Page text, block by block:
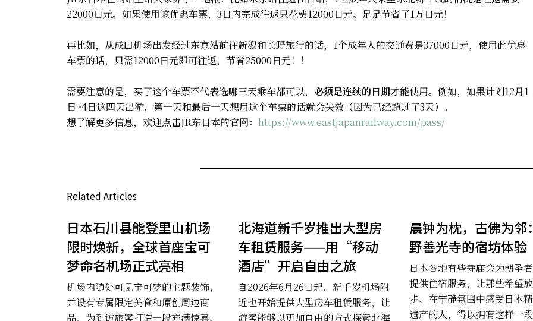
22000日元。如果使用该优惠车票，3日内完成往返只花费12000日元。足足节省了1万日元！
再比如，从成田机场出发经过东京站前往新潟和长野旅行的话，1个成年人的交通费是37000日元，使用此优惠
车票的话，只需12000日元即可往返，节省25000日元！！
需要注意的是，买了这个车票不代表选哪三天乘车都可以， 必须是连续的日期才能使用。例如，如果计划12月1
日~4日这四天出游，第一天和最后一天想用这个车票的话就会失效（因为已经超过了3天）。
想了解更多信息，欢迎点击JR东日本的官网： https://www.eastjapanrailway.com/pass/
Related Articles
日本石川县能登里山机场
限时焕新，全球首座宝可
梦命名机场正式亮相
机场内随处可见宝可梦的主题装饰，
并设有专属限定美食和原创周边商
品，为到访旅客打造一段充满惊喜、
北海道新千岁推出大型房
车租赁服务——用“移动
酒店”开启自由之旅
自2026年6月26日起，新千岁机场附
近也开始提供大型房车租赁服务，让
游客能够以更加自由的方式探索北海
晨钟为枕，古佛为邻
野善光寺的宿坊体验
日本各地有些寺庙会为朝圣
提供住宿服务，让那些希望
步、在宁静氛围中感受日本
遗产的人，得以拥有这样一